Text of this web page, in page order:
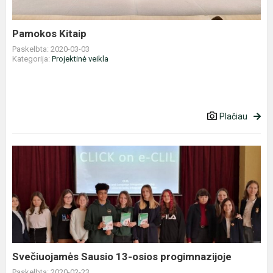
Pamokos Kitaip
Paskelbta: 2020-03-03
Kategorija: Projektinė veikla
Plačiau
osios
progimnazijoje
Svečiuojamės Sausio 13-osios progimnazijoje